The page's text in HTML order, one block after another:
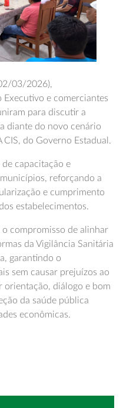
03/2026),
Executivo e comerciantes
para discutir a
diante do novo cenário
CIS, do Governo Estadual.
capacitação e
reforçando a
e cumprimento
estabelecimentos.
compromisso de alinhar
da Vigilância Sanitária
garantindo o
sem causar prejuízos ao
orientação, diálogo e bom
da saúde pública
econômicas.